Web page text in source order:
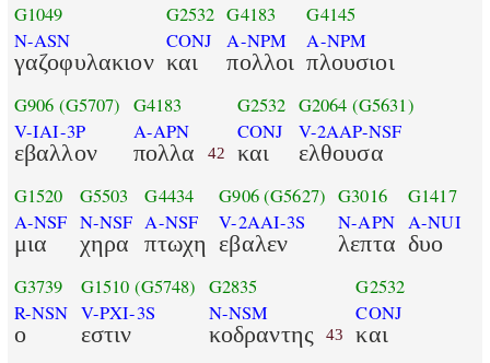
G1049
N-ASN
γαζοφυλακιον
G2532
CONJ
και
G4183
A-NPM
πολλοι
G4145
A-NPM
πλουσιοι
G906 (G5707)
V-IAI-3P
εβαλλον
G4183
A-APN
πολλα 42
G2532
CONJ
και
G2064 (G5631)
V-2AAP-NSF
ελθουσα
G1520
A-NSF
μια
G5503
N-NSF
χηρα
G4434
A-NSF
πτωχη
G906(G5627)
V-2AAI-3S
εβαλεν
G3016
N-APN
λεπτα
G1417
A-NUI
δυο
G3739
R-NSN
ο
G1510 (G5748)
V-PXI-3S
εστιν
G2835
N-NSM
κοδραντης 43
G2532
CONJ
και